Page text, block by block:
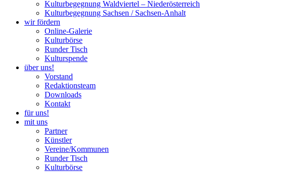
Kulturbegegnung Waldviertel – Niederösterreich
Kulturbegegnung Sachsen / Sachsen-Anhalt
wir fördern
Online-Galerie
Kulturbörse
Runder Tisch
Kulturspende
über uns!
Vorstand
Redaktionsteam
Downloads
Kontakt
für uns!
mit uns
Partner
Künstler
Vereine/Kommunen
Runder Tisch
Kulturbörse